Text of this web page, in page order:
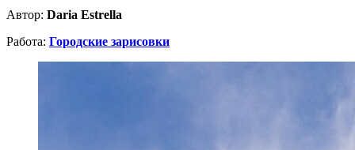
Автор: Daria Estrella
Работа: Городские зарисовки